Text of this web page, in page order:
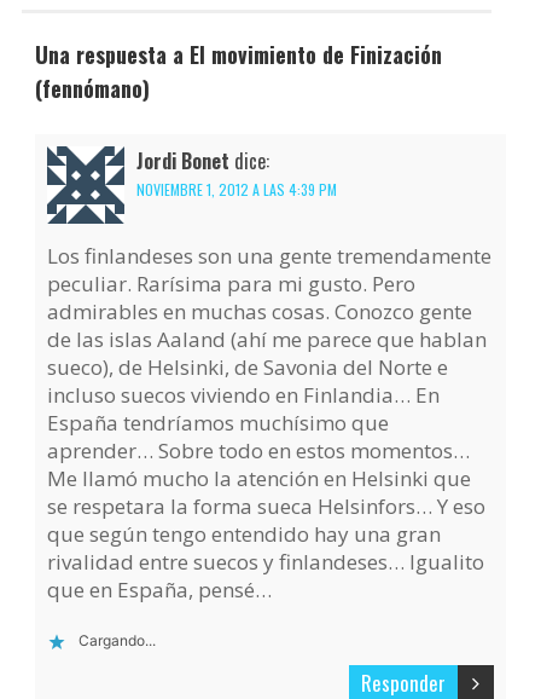
Una respuesta a El movimiento de Finización
(fennómano)
Jordi Bonet dice:
NOVIEMBRE 1, 2012 A LAS 4:39 PM
Los finlandeses son una gente tremendamente
peculiar. Rarísima para mi gusto. Pero
admirables en muchas cosas. Conozco gente
de las islas Aaland (ahí me parece que hablan
sueco), de Helsinki, de Savonia del Norte e
incluso suecos viviendo en Finlandia… En
España tendríamos muchísimo que
aprender… Sobre todo en estos momentos…
Me llamó mucho la atención en Helsinki que
se respetara la forma sueca Helsinfors… Y eso
que según tengo entendido hay una gran
rivalidad entre suecos y finlandeses… Igualito
que en España, pensé…
Cargando...
Responder